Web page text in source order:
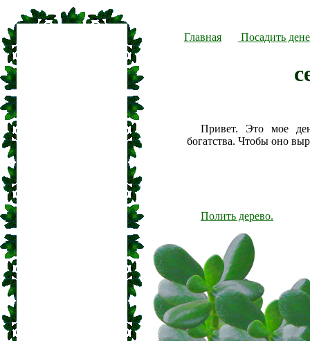
Главная Посадить
Привет. Это мое
богатства. Чтобы оно
Полить дерево.